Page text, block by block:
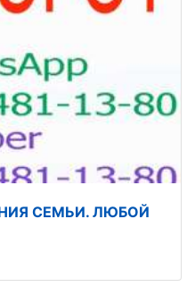
СЕМЬИ. ЛЮБОЙ